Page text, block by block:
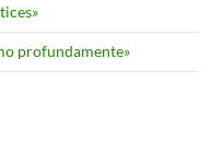
profundamente»